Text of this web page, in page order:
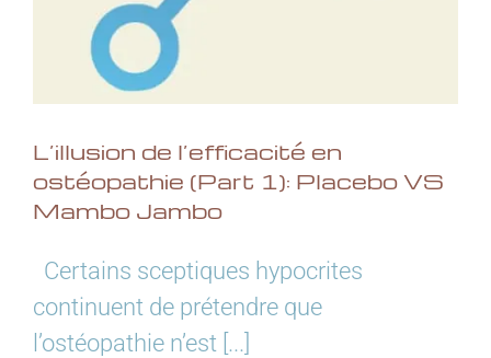
L’illusion de l’efficacité en
ostéopathie (Part 1): Placebo VS
Mambo Jambo
Certains sceptiques hypocrites
continuent de prétendre que
l’ostéopathie n’est [...]